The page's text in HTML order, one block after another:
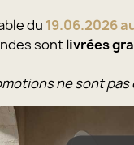
du 19.06.2026
sont livrées
ne sont pas